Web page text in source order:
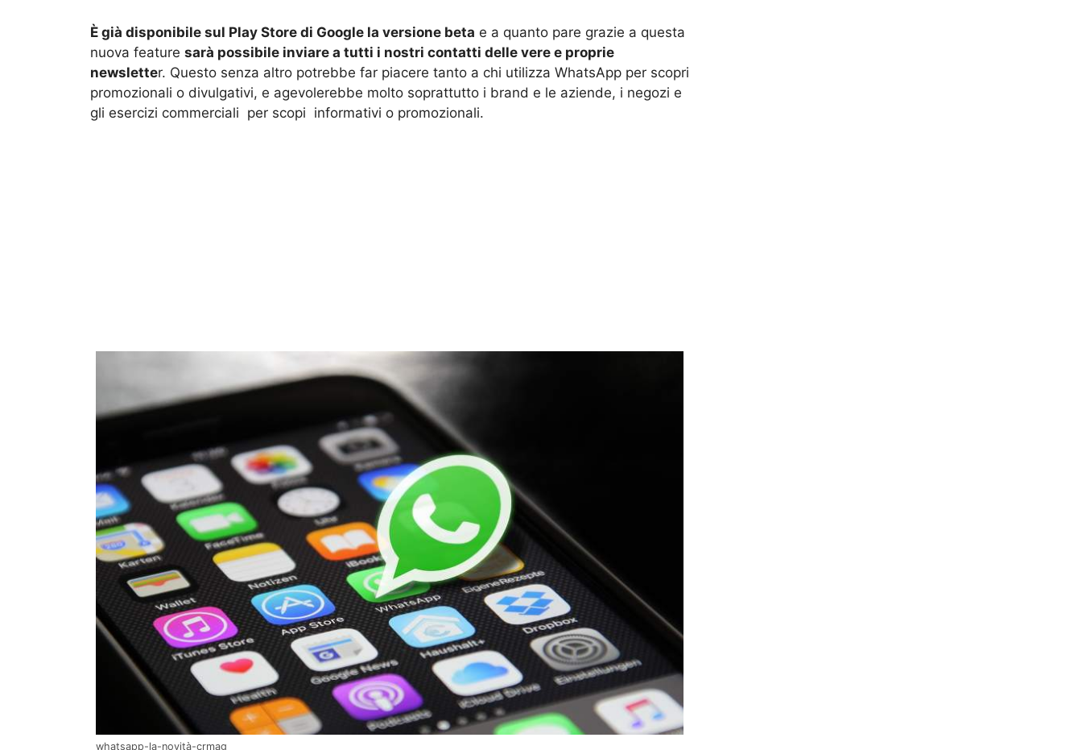
È già disponibile sul Play Store di Google la versione beta e a quanto pare grazie a questa
nuova feature sarà possibile inviare a tutti i nostri contatti delle vere e proprie
newsletter. Questo senza altro potrebbe far piacere tanto a chi utilizza WhatsApp per scopri
promozionali o divulgativi, e agevolerebbe molto soprattutto i brand e le aziende, i negozi e
gli esercizi commerciali per scopi informativi o promozionali.
whatsapp-la-novità-crmag